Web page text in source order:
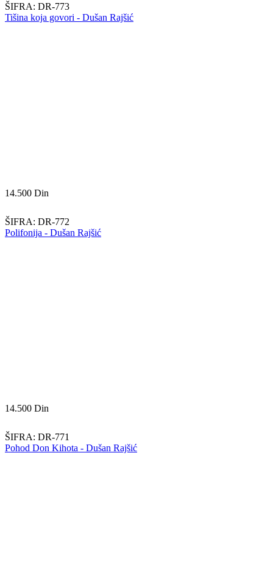
ŠIFRA: DR-773
Tišina koja govori - Dušan Rajšić
14.500 Din
ŠIFRA: DR-772
Polifonija - Dušan Rajšić
14.500 Din
ŠIFRA: DR-771
Pohod Don Kihota - Dušan Rajšić